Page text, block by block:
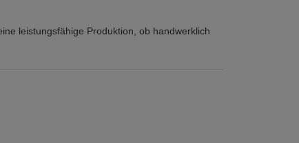
leistungsfähige Produktion, ob handwerklich